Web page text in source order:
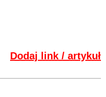
Dodaj link / artykuł